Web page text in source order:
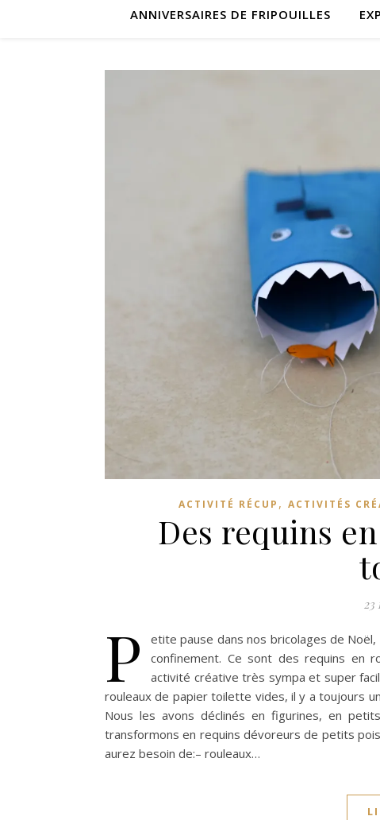
ANNIVERSAIRES DE FRIPOUILLES
ACTIVITÉ RÉCUP , ACTIVITÉS
Des requins
23
P
etite pause dans nos bricolages de
confinement. Ce sont des requins en
activité créative très sympa et super
rouleaux de papier toilette vides, il y a toujours
Nous les avons déclinés en figurines, en
transformons en requins dévoreurs de petits
aurez besoin de:– rouleaux…